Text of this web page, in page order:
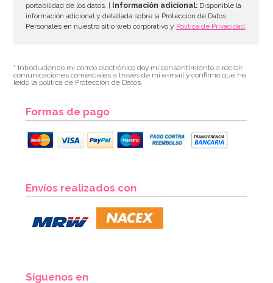
8,95€ 7,96€
portabilidad de los datos. |
Información adicional: Disponible la
información adicional y detallada sobre la Protección de Datos
Personales en nuestro sitio web corporativo y Política de Privacidad.
* Introduciendo mi correo electrónico doy mi consentimiento a recibir
comunicaciones comerciales a través de mi e-mail y confirmo que he
leído la política de Protección de Datos.
Formas de pago
Envíos realizados con
Síguenos en